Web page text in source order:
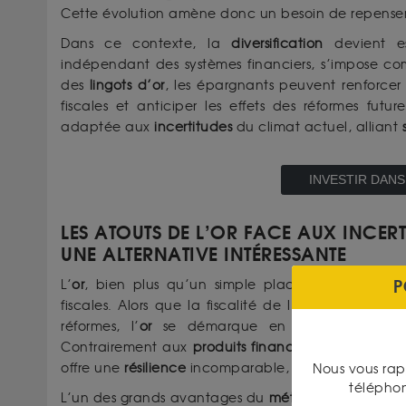
Cette évolution amène donc un besoin de
Dans ce contexte, ladiversification devient
indépendant des systèmes financiers, s’impose
des
lingots d’or, les épargnants peuvent renforcer
fiscales et anticiper les effets des réformes
adaptée aux incertitudesdu climat actuel, alliant
INVESTIR
LES ATOUTS DE L’OR FACE AUX
UNE ALTERNATIVE INTÉRESSANTE
L’or, bien plus qu’un simple placement,
fiscales. Alors que la fiscalité de l’assurance vie
réformes, l’orse démarque en offrant
Contrairement aux produits financiers
offre une résilience incomparable, garantissant
L’un des grands avantages du métal jaune réside
Nous vous